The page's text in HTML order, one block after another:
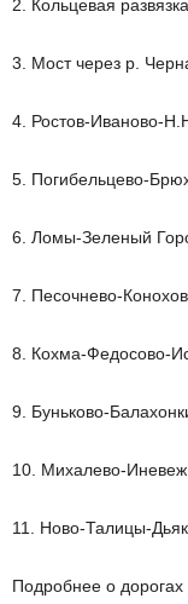
2. Кольцевая
3. Мост через р.
4. Ростов-Иваново-
5. Погибельцево-
6. Ломы-Зеленый
7. Песочнево-
8. Кохма-Федосово-
9. Буньково-
10. Михалево-Иневеж
11. Ново-Талицы-
Подробнее о